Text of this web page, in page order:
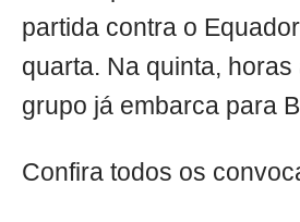
partida contra o
quarta. Na quinta,
grupo já embarca para
Confira todos os